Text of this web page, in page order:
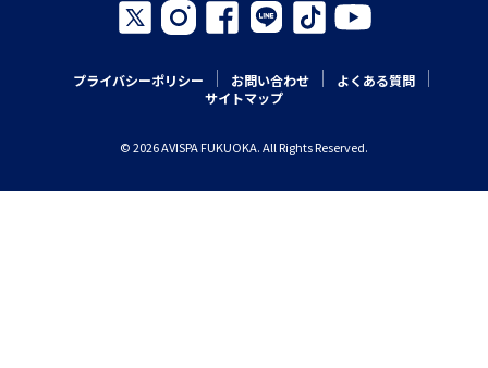
プライバシーポリシー お問い合わせ
よくある質問
サイトマップ
© 2026 AVISPA FUKUOKA. All Rights Reserved.